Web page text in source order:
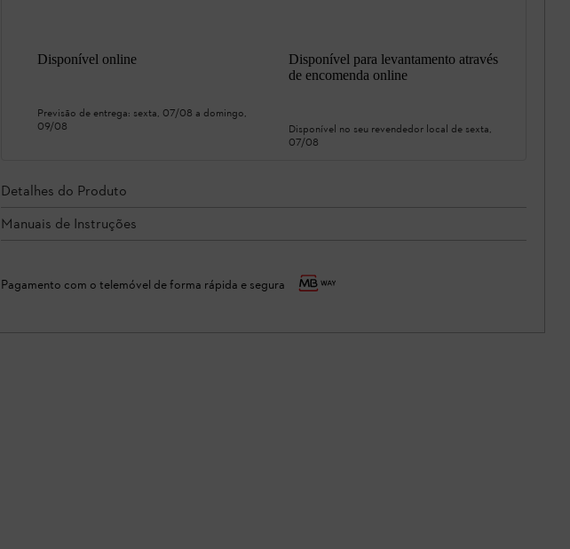
Disponível online
Previsão de entrega: sexta, 07/08 a domingo,
09/08
Disponível para levantamento através
de encomenda online
Disponível no seu revendedor local de sexta,
07/08
Detalhes do Produto
Manuais de Instruções
Pagamento com o telemóvel de forma rápida e segura